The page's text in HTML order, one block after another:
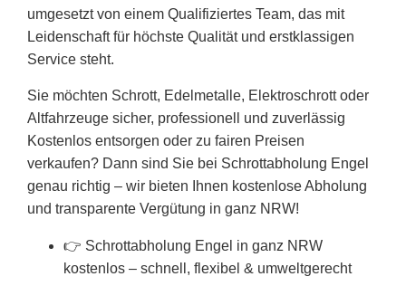
umgesetzt von einem Qualifiziertes Team, das mit
Leidenschaft für höchste Qualität und erstklassigen
Service steht.
Sie möchten Schrott, Edelmetalle, Elektroschrott oder
Altfahrzeuge sicher, professionell und zuverlässig
Kostenlos entsorgen oder zu fairen Preisen
verkaufen? Dann sind Sie bei Schrottabholung Engel
genau richtig – wir bieten Ihnen kostenlose Abholung
und transparente Vergütung in ganz NRW!
👉 Schrottabholung Engel in ganz NRW
kostenlos – schnell, flexibel & umweltgerecht